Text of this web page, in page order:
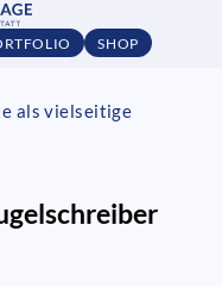
SHOP
als vielseitige